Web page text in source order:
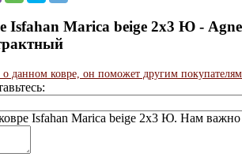
Isfahan Marica beige 2x3 Ю -
данном ковре, он поможет другим
Isfahan Marica beige 2x3 Ю. Нам